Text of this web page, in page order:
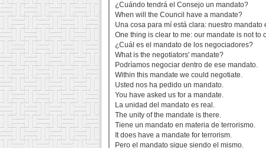
¿Cuándo tendrá el Consejo un mandato?
When will the Council have a mandate?
Una cosa para mí está clara: nuestro
One thing is clear to me: our mandate is not to
¿Cuál es el mandato de los negociadores?
What is the negotiators' mandate?
Podríamos negociar dentro de ese mandato.
Within this mandate we could negotiate.
Usted nos ha pedido un mandato.
You have asked us for a mandate.
La unidad del mandato es real.
The unity of the mandate is there.
Tiene un mandato en materia de terrorismo.
It does have a mandate for terrorism.
Pero el mandato sigue siendo el mismo.